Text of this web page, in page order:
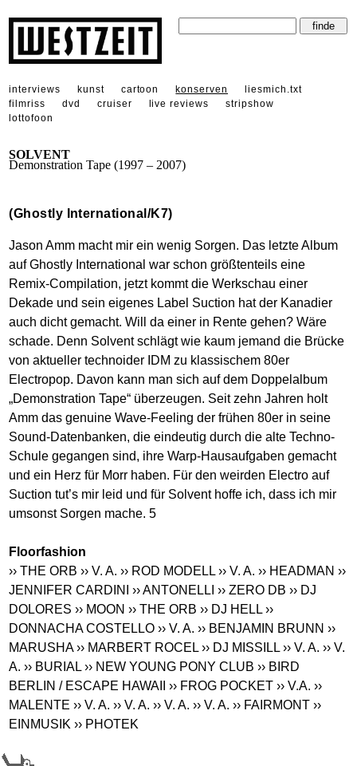
interviews kunst cartoon konserven
liesmich.txt
filmriss
dvd cruiser live reviews
stripshow
lottofoon
SOLVENT
Demonstration Tape (1997 – 2007)
(Ghostly International/K7)
Jason Amm macht mir ein wenig Sorgen. Das letzte Album
auf Ghostly International war schon größtenteils eine
Remix-Compilation, jetzt kommt die Werkschau einer
Dekade und sein eigenes Label Suction hat der Kanadier
auch dicht gemacht. Will da einer in Rente gehen? Wäre
schade. Denn Solvent schlägt wie kaum jemand die Brücke
von aktueller technoider IDM zu klassischem 80er
Electropop. Davon kann man sich auf dem Doppelalbum
„Demonstration Tape“ überzeugen. Seit zehn Jahren holt
Amm das genuine Wave-Feeling der frühen 80er in seine
Sound-Datenbanken, die eindeutig durch die alte Techno-
Schule gegangen sind, ihre Warp-Hausaufgaben gemacht
und ein Herz für Morr haben. Für den weirden Electro auf
Suction tut’s mir leid und für Solvent hoffe ich, dass ich mir
umsonst Sorgen mache. 5
Floorfashion
›› THE ORB ›› V. A. ›› ROD MODELL ›› V. A. ›› HEADMAN ››
JENNIFER CARDINI
›› ANTONELLI ›› ZERO DB ›› DJ
DOLORES ›› MOON ›› THE ORB ›› DJ HELL ››
DONNACHA COSTELLO ›› V. A. ›› BENJAMIN BRUNN ››
MARUSHA ›› MARBERT ROCEL ›› DJ MISSILL ›› V. A. ›› V.
A. ›› BURIAL ›› NEW YOUNG PONY CLUB ›› BIRD
BERLIN / ESCAPE HAWAII
›› FROG POCKET ›› V.A. ››
MALENTE ›› V. A. ›› V. A. ›› V. A. ›› V. A. ›› FAIRMONT ››
EINMUSIK ›› PHOTEK